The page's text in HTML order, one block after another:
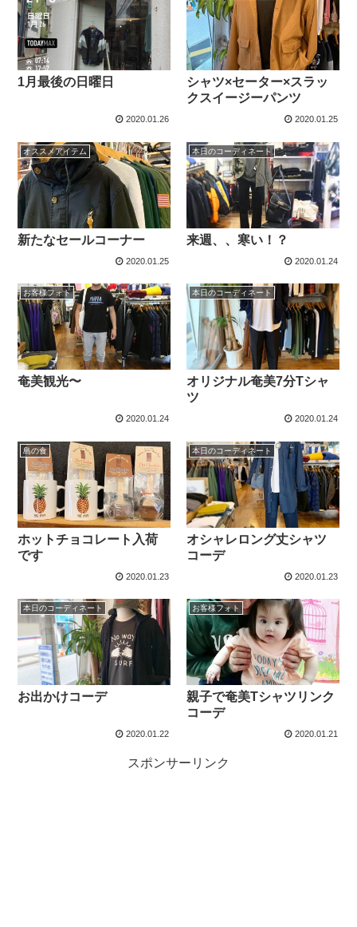
1月最後の日曜日
2020.01.26
シャツ×セーター×スラッ
クスイージーパンツ
2020.01.25
オススメアイテム
新たなセールコーナー
2020.01.25
本日のコーディネート
来週、、寒い！？
2020.01.24
お客様フォト
奄美観光〜
2020.01.24
本日のコーディネート
オリジナル奄美7分Tシャ
ツ
2020.01.24
島の食
ホットチョコレート入荷
です
2020.01.23
本日のコーディネート
オシャレロング丈シャツ
コーデ
2020.01.23
本日のコーディネート
お出かけコーデ
2020.01.22
お客様フォト
親子で奄美Tシャツリンク
コーデ
2020.01.21
スポンサーリンク